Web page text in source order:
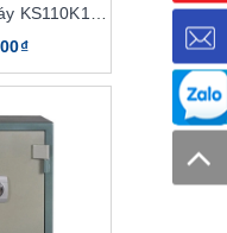
vệ tốt cho
nhiệt thấp,
két sắt này